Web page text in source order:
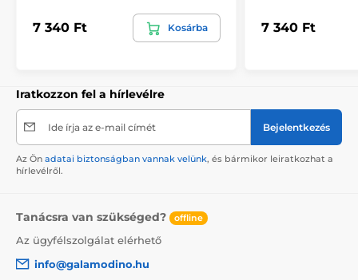
7 340 Ft Kosárba 7 340 Ft
Iratkozzon fel a hírlevélre
Ide írja az e-mail címét Bejelentkezés
Az Ön adatai biztonságban vannak velünk, és bármikor leiratkozhat a
hírlevélről.
Tanácsra van szükséged? offline
Az ügyfélszolgálat elérhető
info@galamodino.hu